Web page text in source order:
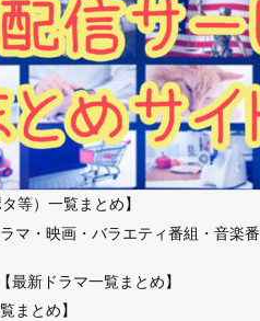
等）一覧まとめ】
マ・映画・バラエティ番組・音
【最新ドラマ一覧まとめ】
まとめ】